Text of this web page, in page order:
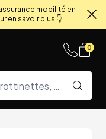
mobilité en
en savoir plus 👇
0